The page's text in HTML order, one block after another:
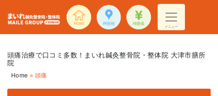
メニュー
頭痛治療で口コミ多数！まいれ鍼灸整骨院・整体院 大津市膳所
院
Home » 頭痛